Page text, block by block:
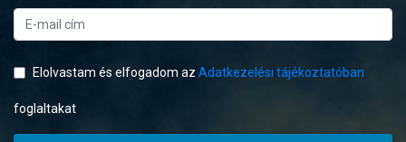
Elolvastam és elfogadom az Adatkezelési tájékoztatóban
foglaltakat